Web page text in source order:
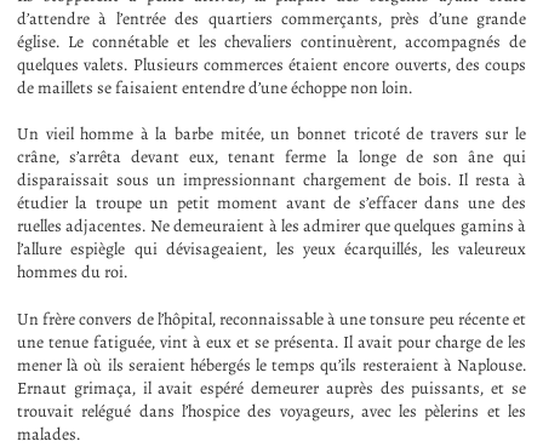
d’attendre à l’entrée des quartiers commerçants, près d’une grande
église. Le connétable et les chevaliers continuèrent, accompagnés de
quelques valets. Plusieurs commerces étaient encore ouverts, des coups
de maillets se faisaient entendre d’une échoppe non loin.
Un vieil homme à la barbe mitée, un bonnet tricoté de travers sur le
crâne, s’arrêta devant eux, tenant ferme la longe de son âne qui
disparaissait sous un impressionnant chargement de bois. Il resta à
étudier la troupe un petit moment avant de s’effacer dans une des
ruelles adjacentes. Ne demeuraient à les admirer que quelques gamins à
l’allure espiègle qui dévisageaient, les yeux écarquillés, les valeureux
hommes du roi.
Un frère convers de l’hôpital, reconnaissable à une tonsure peu récente et
une tenue fatiguée, vint à eux et se présenta. Il avait pour charge de les
mener là où ils seraient hébergés le temps qu’ils resteraient à Naplouse.
Ernaut grimaça, il avait espéré demeurer auprès des puissants, et se
trouvait relégué dans l’hospice des voyageurs, avec les pèlerins et les
malades.